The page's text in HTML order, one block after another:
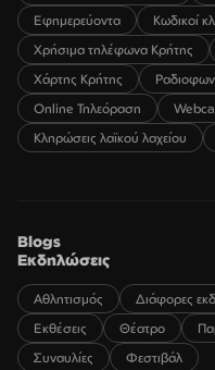
Εφημερεύοντα
Κωδικοί
Χρήσιμα τηλέφωνα Κρήτης
Χάρτης Κρήτης
Online Τηλεόραση
Κληρώσεις λαϊκού λαχείου
Blogs
Εκδηλώσεις
Αθλητισμός Διάφορες
Εκθέσεις
Θέατρο
Συναυλίες
Φεστιβάλ